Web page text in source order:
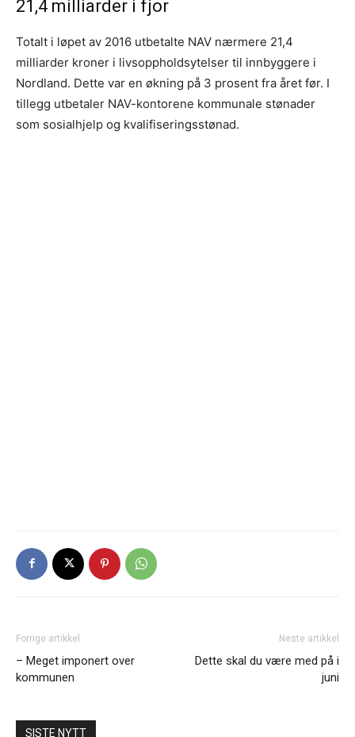
21,4 milliarder i fjor
Totalt i løpet av 2016 utbetalte NAV nærmere 21,4
milliarder kroner i livsoppholdsytelser til innbyggere i
Nordland. Dette var en økning på 3 prosent fra året før. I
tillegg utbetaler NAV-kontorene kommunale stønader
som sosialhjelp og kvalifiseringsstønad.
Forrige artikkel
– Meget imponert over
kommunen
Neste artikkel
Dette skal du være med på i
juni
SISTE NYTT